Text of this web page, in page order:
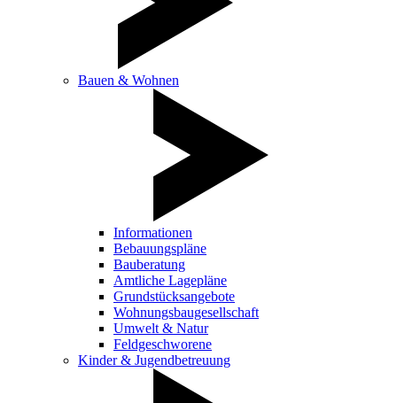
Bauen & Wohnen
Informationen
Bebauungspläne
Bauberatung
Amtliche Lagepläne
Grundstücksangebote
Wohnungsbaugesellschaft
Umwelt & Natur
Feldgeschworene
Kinder & Jugendbetreuung